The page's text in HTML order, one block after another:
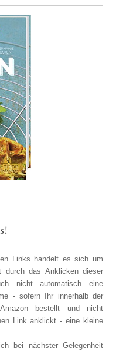
Links handelt es sich um
durch das Anklicken dieser
nicht automatisch eine
- sofern Ihr innerhalb der
bestellt und nicht
Link anklickt - eine kleine
bei nächster Gelegenheit